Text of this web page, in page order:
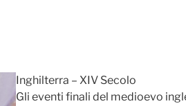
Inghilterra – XIV Secolo
Gli eventi finali del medioevo